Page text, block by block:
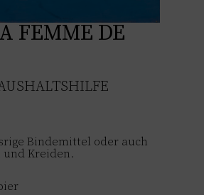
FEMME DE
Bindemittel oder auch
und Kreiden.